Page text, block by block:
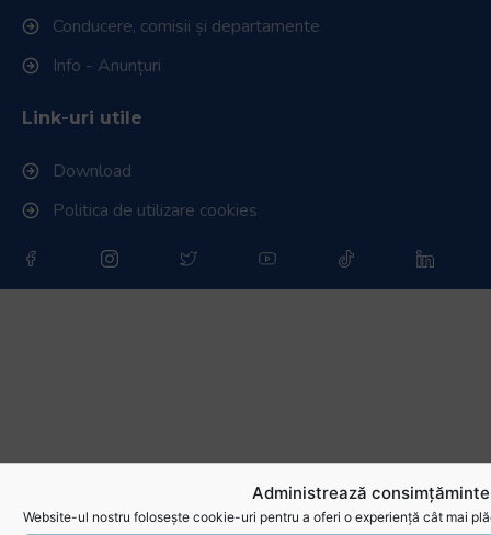
Administrează
Website-ul nostru folosește cookie-uri pentru a oferi o experiență cât mai
Conducere, comisii și departamente
Info - Anunțuri
Link-uri utile
Download
Politica de utilizare cookies